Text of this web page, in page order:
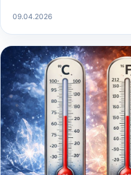
09.04.2026